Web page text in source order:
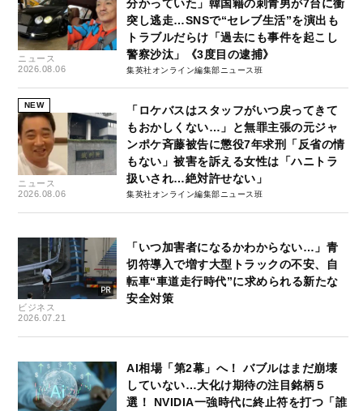
ニュース
2026.08.06
分かっていた」韓国籍の刺青男が7台に衝
突し逃走…SNSで“セレブ生活”を演出も
トラブルだらけ「過去にも事件を起こし
警察沙汰」《3度目の逮捕》
集英社オンライン編集部ニュース班
NEW
ニュース
2026.08.06
「ロケバスはスタッフがいつ戻ってきて
もおかしくない…」と無罪主張の元ジャ
ンポケ斉藤被告に懲役7年求刑「反省の情
もない」被害を訴える女性は「ハニトラ
扱いされ…絶対許せない」
集英社オンライン編集部ニュース班
ビジネス
2026.07.21
「いつ加害者になるかわからない…」青
切符導入で増す大型トラックの不安、自
転車“車道走行時代”に求められる新たな
安全対策
AI相場「第2幕」へ！ バブルはまだ崩壊
していない…大化け期待の注目銘柄５
選！ NVIDIA一強時代に終止符を打つ「誰